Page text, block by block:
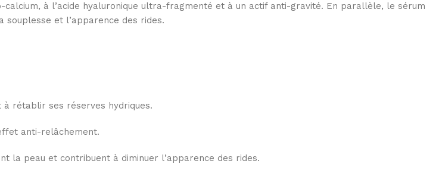
à l’acide hyaluronique ultra-fragmenté et à un actif anti-gravité. En parallèle, le sérum
et l’apparence des rides.
rétablir ses réserves hydriques.
anti-relâchement.
la peau et contribuent à diminuer l’apparence des rides.